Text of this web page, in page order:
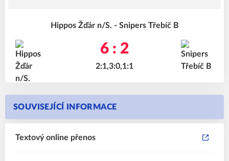
Hippos Žďár n/S. - Snipers Třebíč B
6 : 2
2:1,3:0,1:1
SOUVISEJÍCÍ INFORMACE
Textový online přenos